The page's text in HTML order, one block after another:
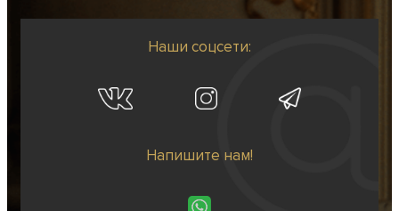
Наши соцсети:
Напишите нам!